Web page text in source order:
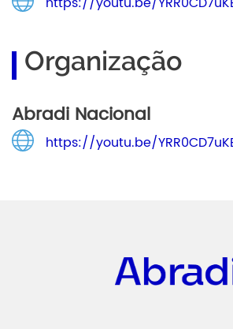
Organização
Abradi Nacional
https://youtu.be/